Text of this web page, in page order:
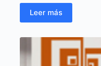
Leer más